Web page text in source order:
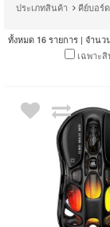
ประเภทสินค้า คีย์บอร์
ทั้งหมด 16 รายการ | จำนว
เฉพาะ